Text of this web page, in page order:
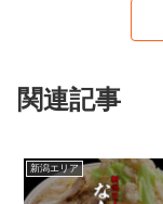
関連記事
新潟エリア